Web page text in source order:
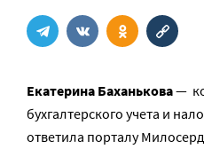
Екатерина Баханькова—
бухгалтерского учета и
ответила порталу